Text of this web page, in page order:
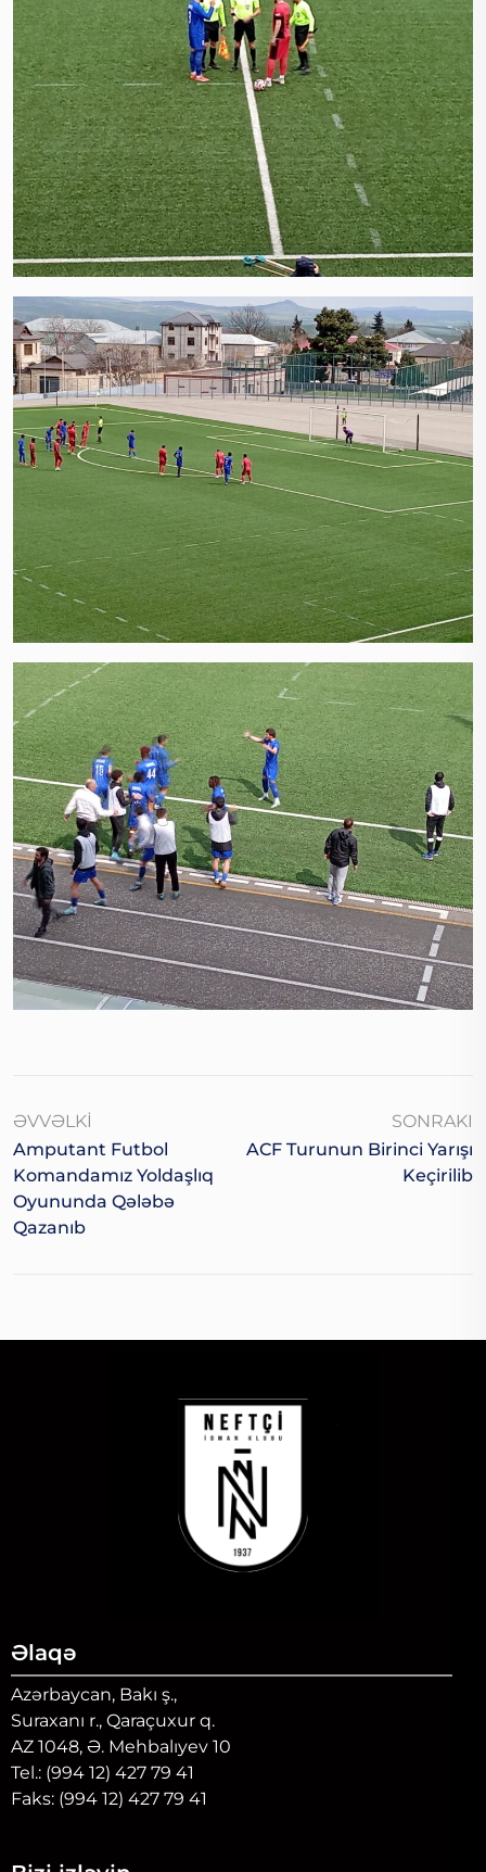
ƏVVƏLKI
Amputant Futbol
Komandamız Yoldaşlıq
Oyununda Qələbə
Qazanıb
SONRAKI
ACF Turunun Birinci Yarışı
Keçirilib
Əlaqə
Azərbaycan, Bakı ş.,
Suraxanı r., Qaraçuxur q.
AZ 1048, Ə. Mehbalıyev 10
Tel.: (994 12) 427 79 41
Faks: (994 12) 427 79 41